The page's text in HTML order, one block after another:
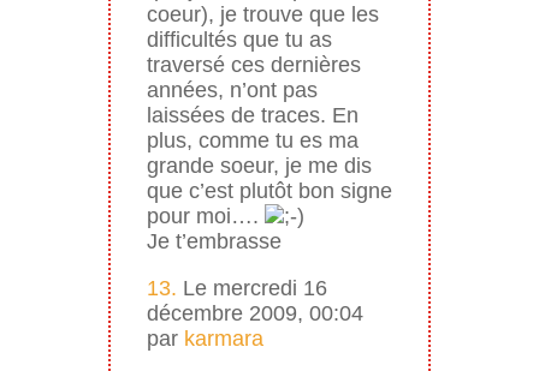
coeur), je trouve que les
difficultés que tu as
traversé ces dernières
années, n’ont pas
laissées de traces. En
plus, comme tu es ma
grande soeur, je me dis
que c’est plutôt bon signe
pour moi….
Je t’embrasse
13. Le mercredi 16
décembre 2009, 00:04
par karmara